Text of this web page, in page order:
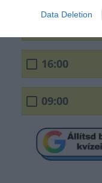
Data Deletion
16:00
09:00